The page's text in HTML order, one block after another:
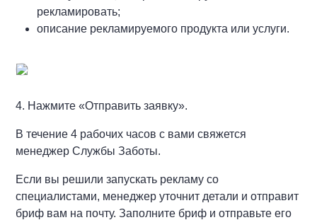
рекламировать;
описание рекламируемого продукта или услуги.
4. Нажмите «Отправить заявку».
В течение 4 рабочих часов с вами свяжется
менеджер Службы Заботы.
Если вы решили запускать рекламу со
специалистами, менеджер уточнит детали и отправит
бриф вам на почту. Заполните бриф и отправьте его